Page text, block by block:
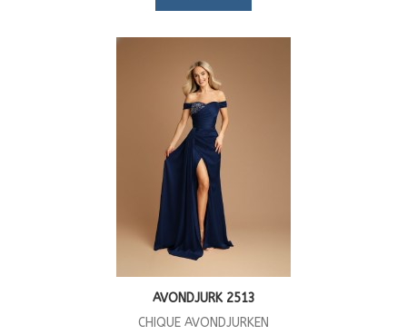
AVONDJURK 2513
CHIQUE AVONDJURKEN